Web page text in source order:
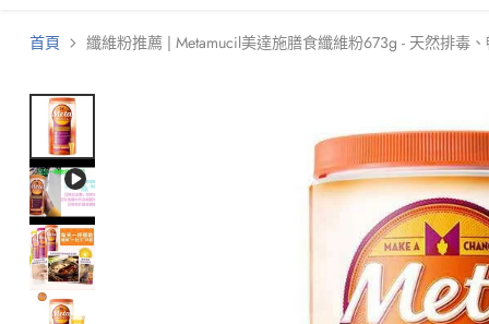
首頁 纖維粉推薦 | Metamucil美達施膳食纖維粉673g - 天然排毒